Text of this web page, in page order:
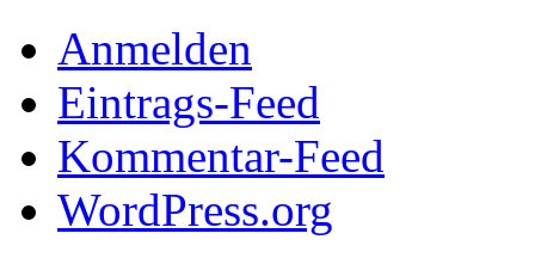
Anmelden
Eintrags-Feed
Kommentar-Feed
WordPress.org